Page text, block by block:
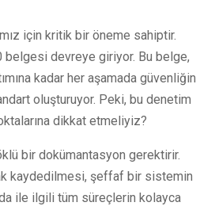
için kritik bir öneme sahiptir.
belgesi devreye giriyor. Bu belge,
kadar her aşamada güvenliğin
oluşturuyor. Peki, bu denetim
dikkat etmeliyiz?
bir dokümantasyon gerektirir.
kaydedilmesi, şeffaf bir sistemin
ile ilgili tüm süreçlerin kolayca